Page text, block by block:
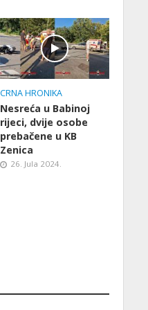
CRNA HRONIKA
Nesreća u Babinoj
rijeci, dvije osobe
prebačene u KB
Zenica
26. Jula 2024.